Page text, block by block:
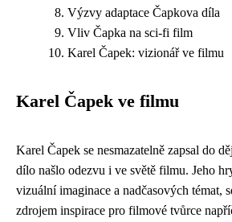
Výzvy adaptace Čapkova díla
Vliv Čapka na sci-fi film
Karel Čapek: vizionář ve filmu
Karel Čapek ve filmu
Karel Čapek se nesmazatelně zapsal do
dílo našlo odezvu i ve světě filmu. Jeho
vizuální imaginace a nadčasových témat,
zdrojem inspirace pro filmové tvůrce